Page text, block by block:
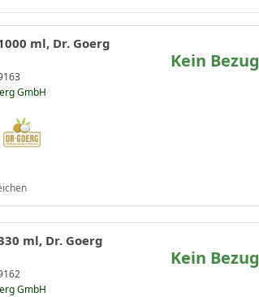
ml, Dr. Goerg
GmbH
Kein
ml, Dr. Goerg
GmbH
Kein